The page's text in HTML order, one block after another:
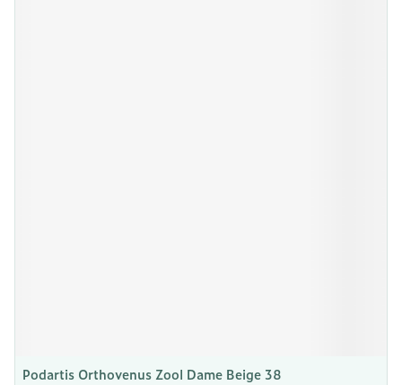
Podartis Orthovenus Zool Dame Beige 38